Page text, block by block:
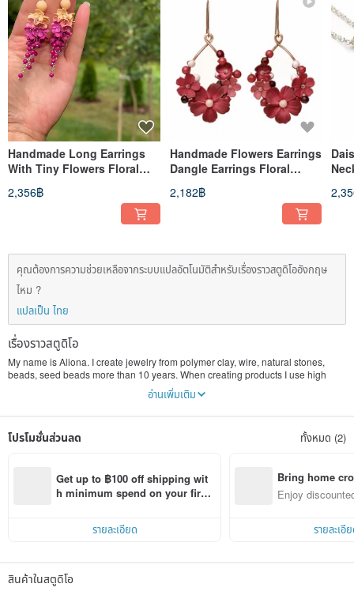
Handmade Long Earrings
With Tiny Flowers Floral
Jewelry Bohemian Earrings
2,356฿
Handmade Flowers Earrings
Dangle Earrings Floral
Jewelry Copper Hoop
Earrings
2,182฿
คุณต้องการความช่วยเหลือจากระบบแปลอัตโนมัติสำหรับเรื่องราวสตูดิโออังกฤษ
ไหม ?
แปลเป็น ไทย
เรื่องราวสตูดิโอ
My name is Aliona. I create jewelry from polymer clay, wire, natural stones,
beads, seed beads more than 10 years. When creating products I use high
quality materials. I love coming up with jewelry designs and turning them into
unique pieces. I hope that everyone will be able to find a piece of jewelry to
อ่านเพิ่มเติม
โปรโมชั่นส่วนลด ทั้งหมด (2)
Get up to ฿100 off shipping wit
h minimum spend on your first
รายละเอียด
Bring home
n with ease
Enjoy
รายละเอี
สินค้าในสตูดิโอ